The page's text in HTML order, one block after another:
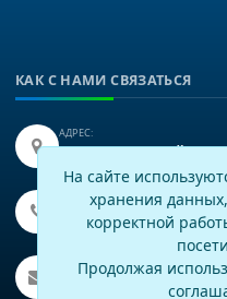
КАК С НАМИ СВЯЗАТЬСЯ
АДРЕС:
Иркутск, улица
ТЕЛЕФОН:
+7(3952)43-60-16
EMAIL:
info@virtech.ru
На сайте
хранения
корректной
Продолжая